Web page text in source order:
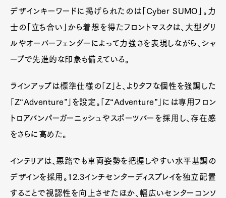
デザインキーワードに掲げられたのは「Cyber SUMO」。力
士の「立ち合い」から着想を得たフロントマスクは、大型グリ
ルやオーバーフェンダーによって力強さを表現しながら、シャ
ープで先進的な印象も備えている。
ラインアップは標準仕様の「Z」と、よりタフな個性を強調した
「Z“Adventure”」を設定。「Z“Adventure”」には専用フロン
トロアバンパーガーニッシュやスポーツバーを採用し、存在感
をさらに高めた。
インテリアは、悪路でも車両姿勢を把握しやすい水平基調の
デザインを採用。12.3インチセンターディスプレイを独立配置
することで視認性を向上させたほか、幅広いセンターコンソ